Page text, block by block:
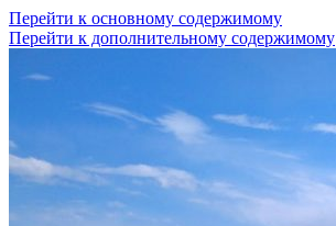
Перейти к основному содержимому
Перейти к дополнительному содержимому